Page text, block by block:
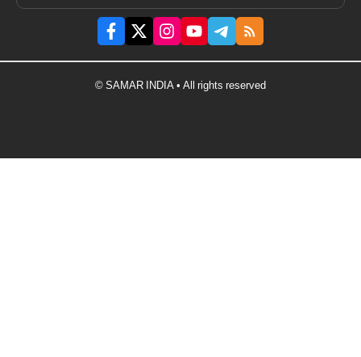
© SAMAR INDIA • All rights reserved